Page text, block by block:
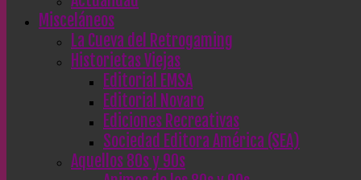
Misceláneos
La Cueva del Retrogaming
Historietas Viejas
Editorial EMSA
Editorial Novaro
Ediciones Recreativas
Sociedad Editora América (SEA)
Aquellos 80s y 90s